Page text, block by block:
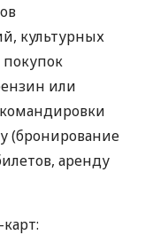
культурных
или
(бронирование
аренду